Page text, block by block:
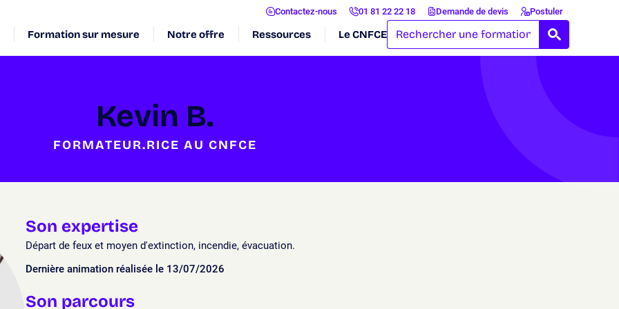
Contactez-nous 01 81 22 22 18 Demande de devis Postuler
Formation sur mesure Notre offre Ressources Le CNFCE
Kevin B.
FORMATEUR.RICE AU CNFCE
Son expertise
Départ de feux et moyen d'extinction, incendie, évacuation.
Dernière animation réalisée le 13/07/2026
Son parcours